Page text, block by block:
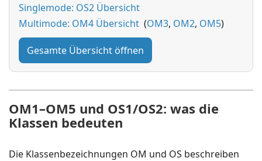
Singlemode: OS2 Übersicht
Multimode: OM4 Übersicht (OM3, OM2, OM5)
Gesamte Übersicht öffnen
OM1–OM5 und OS1/OS2: was die
Klassen bedeuten
Die Klassenbezeichnungen OM und OS beschreiben